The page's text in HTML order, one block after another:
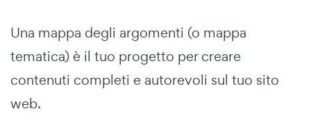
Una mappa degli argomenti (o mappa
tematica) è il tuo progetto per creare
contenuti completi e autorevoli sul tuo sito
web.